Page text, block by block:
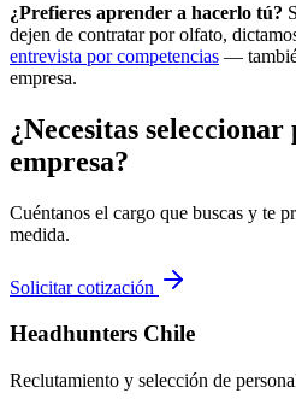
¿Prefieres aprender a hacerlo tú?
dejen de contratar por olfato,
entrevista por competencias —
empresa.
¿Necesitas
empresa?
Cuéntanos el cargo que buscas y te
medida.
Solicitar cotización
Headhunters Chile
Reclutamiento y selección de